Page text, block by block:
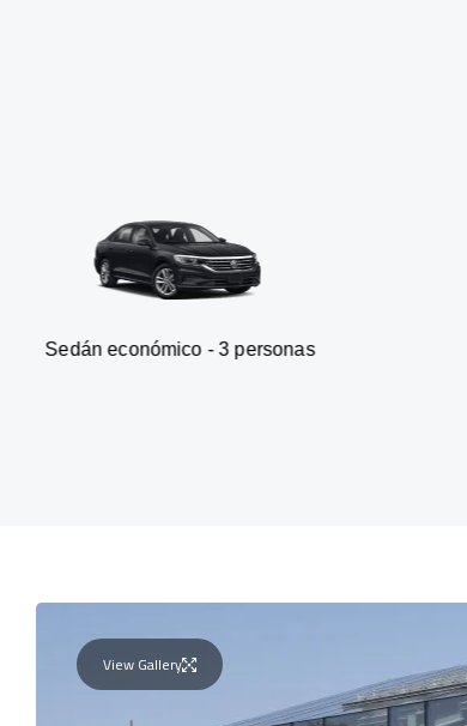
- 3 personas
View Gallery